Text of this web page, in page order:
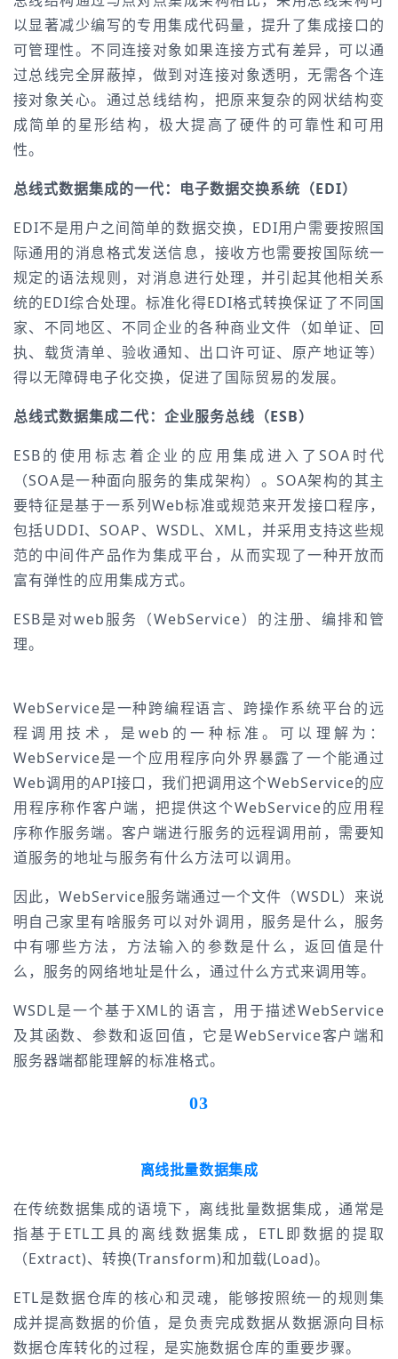
以显著减少编写的专用集成代码量，提升了集成接口的
可管理性。不同连接对象如果连接方式有差异，可以通
过总线完全屏蔽掉，做到对连接对象透明，无需各个连
接对象关心。通过总线结构，把原来复杂的网状结构变
成简单的星形结构，极大提高了硬件的可靠性和可用
性。
总线式数据集成的一代：电子数据交换系统（EDI）
EDI不是用户之间简单的数据交换，EDI用户需要按照国
际通用的消息格式发送信息，接收方也需要按国际统一
规定的语法规则，对消息进行处理，并引起其他相关系
统的EDI综合处理。标准化得EDI格式转换保证了不同国
家、不同地区、不同企业的各种商业文件（如单证、回
执、载货清单、验收通知、出口许可证、原产地证等）
得以无障碍电子化交换，促进了国际贸易的发展。
总线式数据集成二代：企业服务总线（ESB）
ESB的使用标志着企业的应用集成进入了SOA时代
（SOA是一种面向服务的集成架构）。SOA架构的其主
要特征是基于一系列Web标准或规范来开发接口程序，
包括UDDI、SOAP、WSDL、XML，并采用支持这些规
范的中间件产品作为集成平台，从而实现了一种开放而
富有弹性的应用集成方式。
ESB是对web服务（WebService）的注册、编排和管
理。
WebService是一种跨编程语言、跨操作系统平台的远
程调用技术，是web的一种标准。可以理解为：
WebService是一个应用程序向外界暴露了一个能通过
Web调用的API接口，我们把调用这个WebService的应
用程序称作客户端，把提供这个WebService的应用程
序称作服务端。客户端进行服务的远程调用前，需要知
道服务的地址与服务有什么方法可以调用。
因此，WebService服务端通过一个文件（WSDL）来说
明自己家里有啥服务可以对外调用，服务是什么，服务
中有哪些方法，方法输入的参数是什么，返回值是什
么，服务的网络地址是什么，通过什么方式来调用等。
WSDL是一个基于XML的语言，用于描述WebService
及其函数、参数和返回值，它是WebService客户端和
服务器端都能理解的标准格式。
03
离线批量数据集成
在传统数据集成的语境下，离线批量数据集成，通常是
指基于ETL工具的离线数据集成，ETL即数据的提取
（Extract)、转换(Transform)和加载(Load)。
ETL是数据仓库的核心和灵魂，能够按照统一的规则集
成并提高数据的价值，是负责完成数据从数据源向目标
数据仓库转化的过程，是实施数据仓库的重要步骤。